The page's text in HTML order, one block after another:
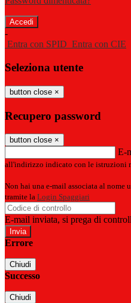
-
Entra con SPID Entra con CIE
Seleziona utente
button close ×
Recupero password
button close ×
E-
all'indirizzo indicato con le istruzioni
Non hai una e-mail associata al nome
tramite la Login Spaggiari
E-mail inviata, si prega di
Errore
Chiudi
Successo
Chiudi